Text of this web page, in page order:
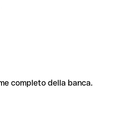
completo della banca.